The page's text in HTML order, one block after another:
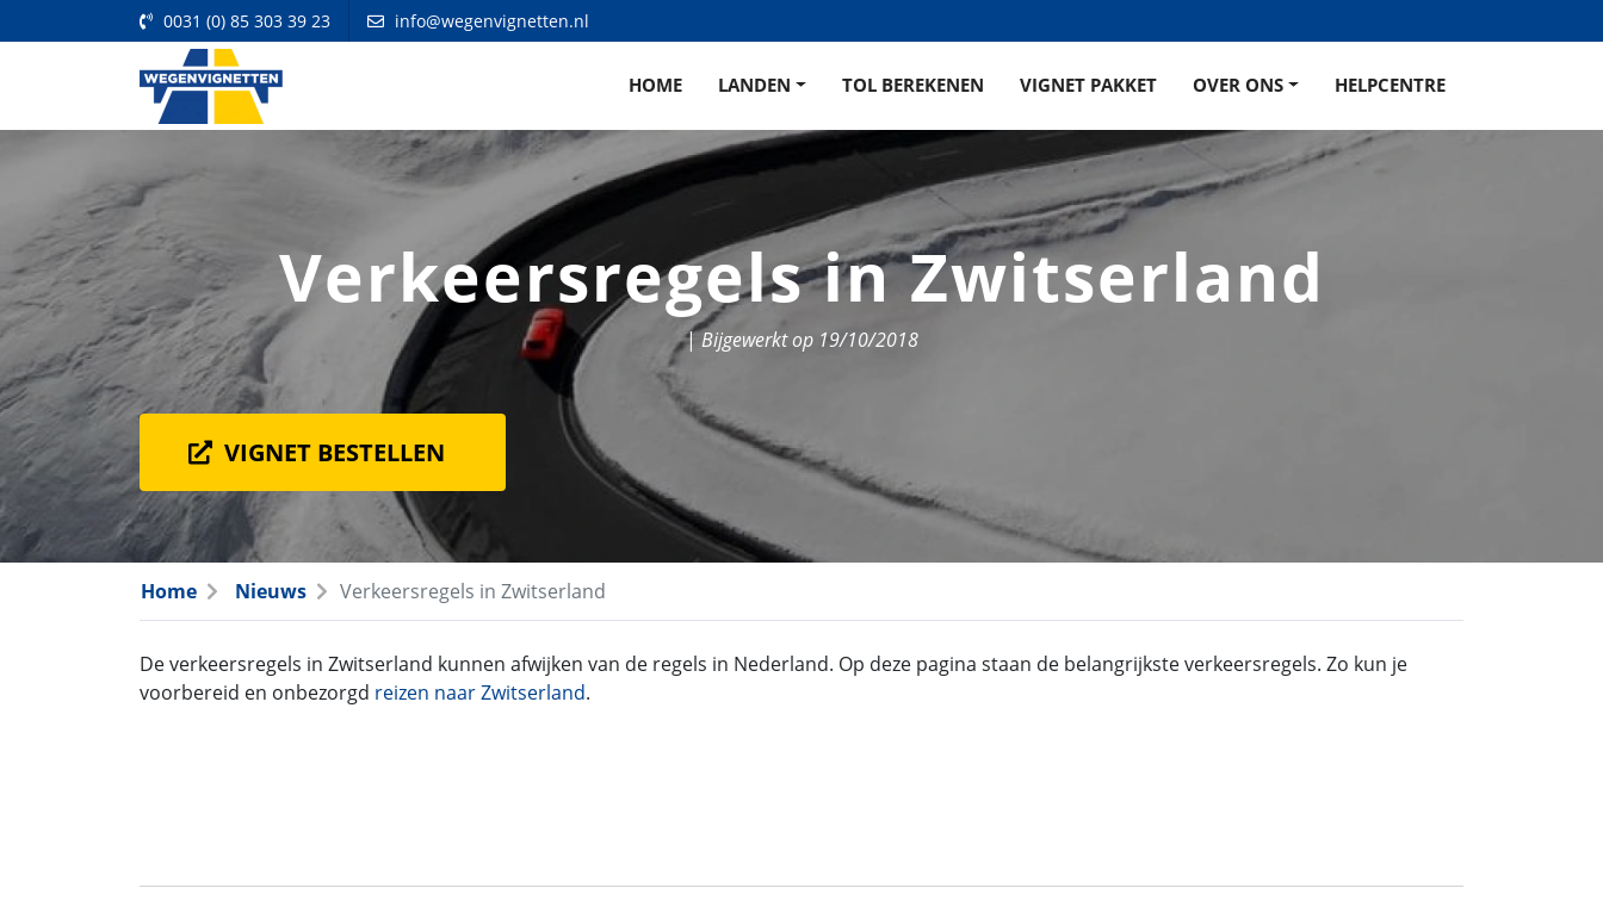
0031 (0) 85 303 39 23 info@wegenvignetten.nl
HOME LANDEN TOL BEREKENEN VIGNET PAKKET OVER ONS HELPCENTRE
Verkeersregels in Zwitserland
|Bijgewerkt op 19/10/2018
VIGNET BESTELLEN
Home Nieuws Verkeersregels in Zwitserland
De verkeersregels in Zwitserland kunnen afwijken van de regels in Nederland. Op deze pagina staan de belangrijkste verkeersregels. Zo kun je
voorbereid en onbezorgd reizen naar Zwitserland.